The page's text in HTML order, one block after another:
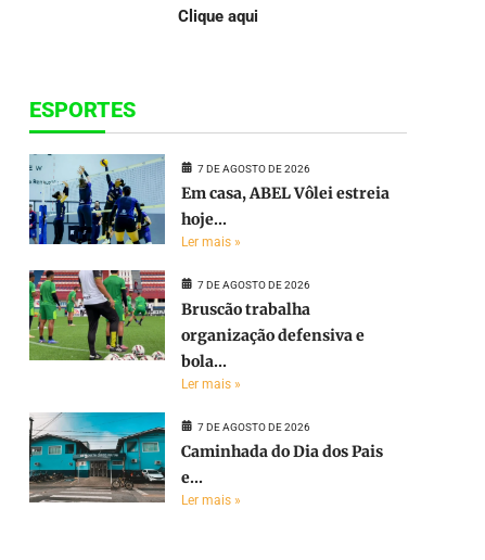
Clique aqui
ESPORTES
7 DE AGOSTO DE 2026
Em casa, ABEL Vôlei estreia
hoje...
Ler mais »
7 DE AGOSTO DE 2026
Bruscão trabalha
organização defensiva e
bola...
Ler mais »
7 DE AGOSTO DE 2026
Caminhada do Dia dos Pais
e...
Ler mais »